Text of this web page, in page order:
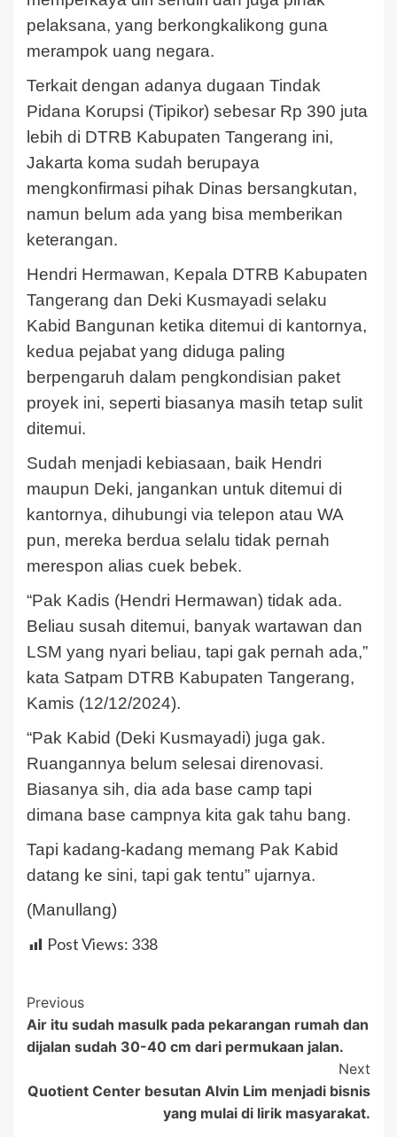
pelaksana, yang berkongkalikong guna
merampok uang negara.
Terkait dengan adanya dugaan Tindak
Pidana Korupsi (Tipikor) sebesar Rp 390 juta
lebih di DTRB Kabupaten Tangerang ini,
Jakarta koma sudah berupaya
mengkonfirmasi pihak Dinas bersangkutan,
namun belum ada yang bisa memberikan
keterangan.
Hendri Hermawan, Kepala DTRB Kabupaten
Tangerang dan Deki Kusmayadi selaku
Kabid Bangunan ketika ditemui di kantornya,
kedua pejabat yang diduga paling
berpengaruh dalam pengkondisian paket
proyek ini, seperti biasanya masih tetap sulit
ditemui.
Sudah menjadi kebiasaan, baik Hendri
maupun Deki, jangankan untuk ditemui di
kantornya, dihubungi via telepon atau WA
pun, mereka berdua selalu tidak pernah
merespon alias cuek bebek.
“Pak Kadis (Hendri Hermawan) tidak ada.
Beliau susah ditemui, banyak wartawan dan
LSM yang nyari beliau, tapi gak pernah ada,”
kata Satpam DTRB Kabupaten Tangerang,
Kamis (12/12/2024).
“Pak Kabid (Deki Kusmayadi) juga gak.
Ruangannya belum selesai direnovasi.
Biasanya sih, dia ada base camp tapi
dimana base campnya kita gak tahu bang.
Tapi kadang-kadang memang Pak Kabid
datang ke sini, tapi gak tentu” ujarnya.
(Manullang)
Post Views: 338
Post
Navigation
Previous
Air itu sudah masulk pada pekarangan rumah dan
dijalan sudah 30-40 cm dari permukaan jalan.
Next
Quotient Center besutan Alvin Lim menjadi bisnis
yang mulai di lirik masyarakat.